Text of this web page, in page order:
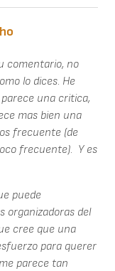
comentario, no
lo dices. He
una critica,
mas bien una
frecuente (de
frecuente). Y es
puede
organizadoras del
cree que una
para querer
parece tan